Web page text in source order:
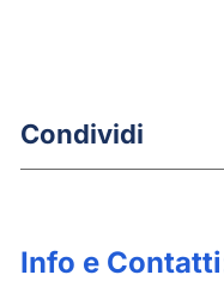
Condividi
Info e